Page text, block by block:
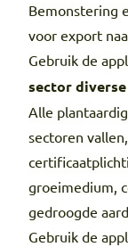
Bemonstering
voor export
Gebruik de
sector
Alle
sectoren
groeimedium,
gedroogde
Gebruik de